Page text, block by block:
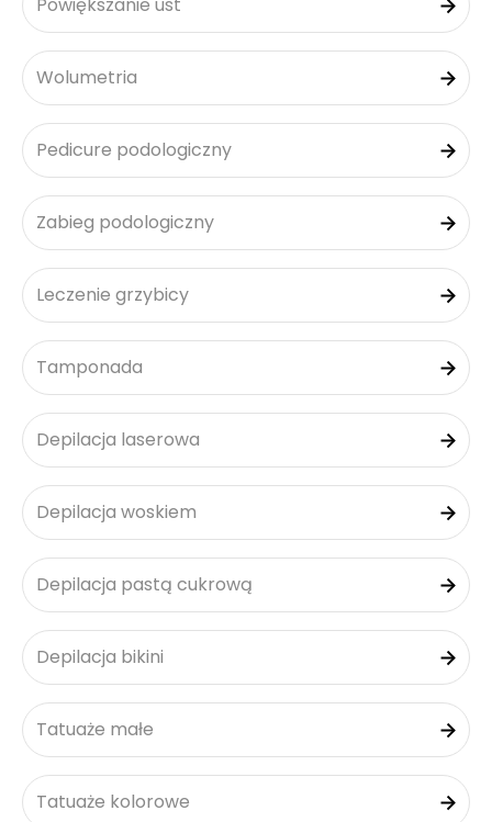
Wolumetria
Pedicure podologiczny
Zabieg podologiczny
Leczenie grzybicy
Tamponada
Depilacja laserowa
Depilacja woskiem
Depilacja pastą cukrową
Depilacja bikini
Tatuaże małe
Tatuaże kolorowe